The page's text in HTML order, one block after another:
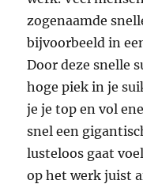
zogenaamde
bijvoorbeeld in
Door deze snelle
hoge piek in je
je je top en vol
snel een
lusteloos gaat
op het werk juist